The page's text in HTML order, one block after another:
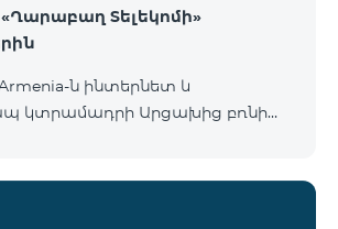
«Ղարաբաղ Տելեկոմի»
ն ինտերնետ և
կտրամադրի Արցախից բռնի